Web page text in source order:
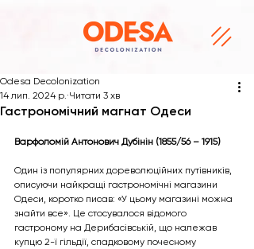
Гастрономічний магнат Одеси
Odesa Decolonization
14 лип. 2024 р. Читати 3 хв
Варфоломій Антонович Дубінін (1855/56 – 1915)
Один із популярних дореволюційних путівників,
описуючи найкращі гастрономічні магазини
Одеси, коротко писав: «У цьому магазині можна
знайти все». Це стосувалося відомого
гастроному на Дерибасівській, що належав
купцю 2-ї гільдії, спадковому почесному